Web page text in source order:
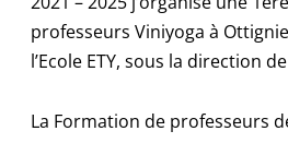
professeurs Viniyoga à
l’Ecole ETY, sous la direction
La Formation de professeurs